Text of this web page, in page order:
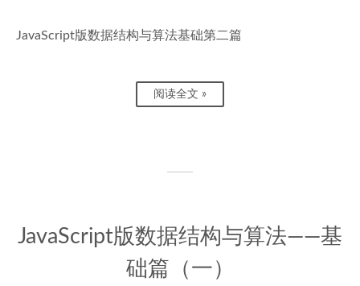
JavaScript版数据结构与算法基础第二篇
阅读全文 »
JavaScript版数据结构与算法——基
础篇（一）